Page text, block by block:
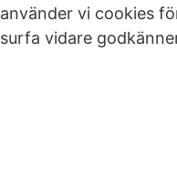
använder vi cookies
surfa vidare